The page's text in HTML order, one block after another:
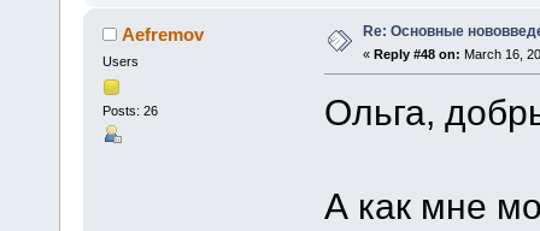
Aefremov
Users
Posts: 26
Re: Основные
« Reply #48 on: March 16,
Ольга,
А как мне